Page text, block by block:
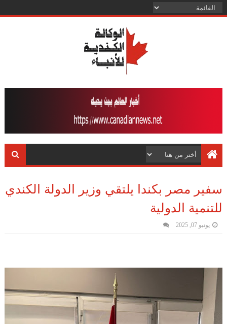
سفير مصر بكندا يلتقي وزير الدولة الكندي
للتنمية الدولية
يونيو 07, 2025